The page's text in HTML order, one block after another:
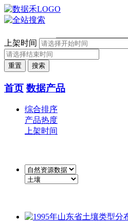
上架时间
首页 数据产品
综合排序
产品热度
上架时间